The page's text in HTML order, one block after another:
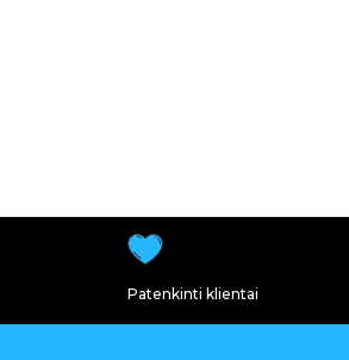
Patenkinti klientai